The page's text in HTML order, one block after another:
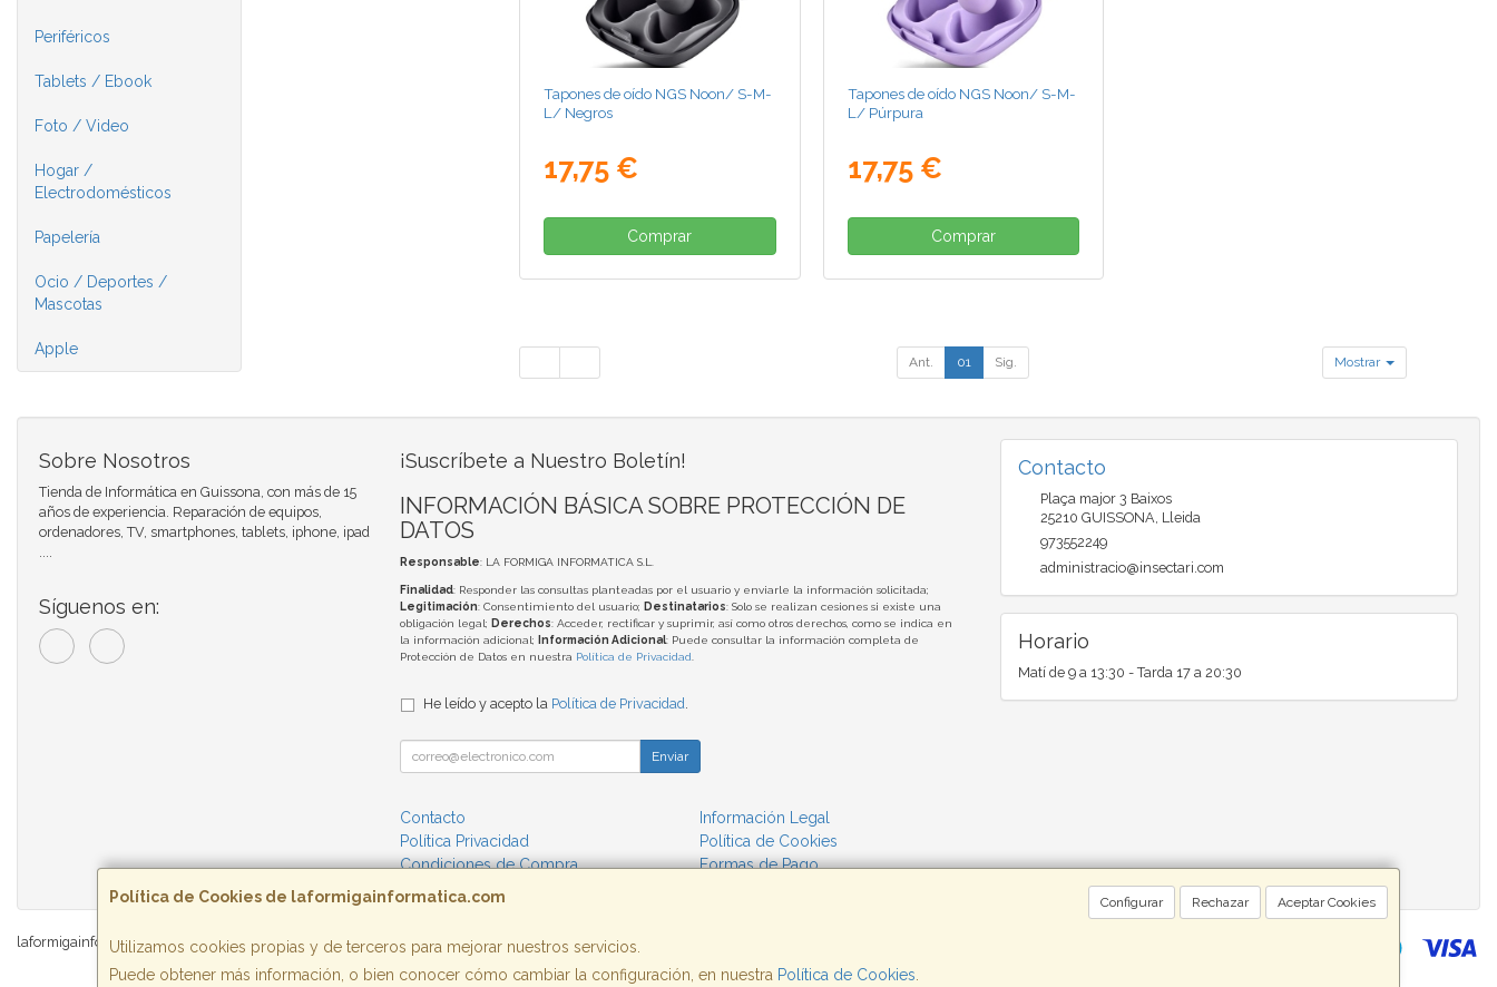
Periféricos
Tablets / Ebook
Foto / Video
Hogar /
Electrodomésticos
Papelería
Ocio / Deportes /
Mascotas
Apple
Tapones de oído NGS Noon/ S-M-
L/ Negros
17,75 €
Comprar
Tapones de oído NGS Noon/ S-M-
L/ Púrpura
17,75 €
Comprar
Ant. 01 Sig. Mostrar
Política de Cookies de laformigainformatica.com Configurar Rechazar Aceptar Cookies
Utilizamos cookies propias y de terceros para mejorar nuestros servicios.
Puede obtener más información, o bien conocer cómo cambiar la configuración, en nuestra Política de Cookies
Sobre Nosotros
Tienda de Informática en Guissona, con más de 15
años de experiencia. Reparación de equipos,
ordenadores, TV, smartphones, tablets, iphone, ipad
....
Síguenos en:
¡Suscríbete a Nuestro Boletín!
INFORMACIÓN BÁSICA SOBRE PROTECCIÓN DE
DATOS
Responsable: LA FORMIGA INFORMATICA S.L.
Finalidad: Responder las consultas planteadas por el usuario y enviarle la información solicitada;
Legitimación: Consentimiento del usuario; Destinatarios: Solo se realizan cesiones si existe una
obligación legal; Derechos: Acceder, rectificar y suprimir, así como otros derechos, como se indica en
la información adicional;
Información Adicional: Puede consultar la información completa de
Protección de Datos en nuestra Política de Privacidad
He leído y acepto la Política de Privacidad.
Enviar
Contacto
Información Legal
Política Privacidad
Política de Cookies
Condiciones de Compra
Formas de Pago
Contacto
Plaça major 3 Baixos
25210 GUISSONA, Lleida
973552249
administracio@insectari.com
Horario
Matí de 9 a 13:30 - Tarda 17 a 20:30
laformigainformatica.com © 2026
, , , , España. - C.I.F.: B25662933 - Tfno: